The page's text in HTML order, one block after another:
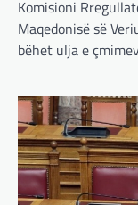
Komisioni
Maqedonisë së
bëhet ulja e